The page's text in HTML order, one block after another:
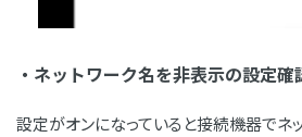
・ネットワーク名を非表示の設定確
設定がオンになっていると接続機器でネ